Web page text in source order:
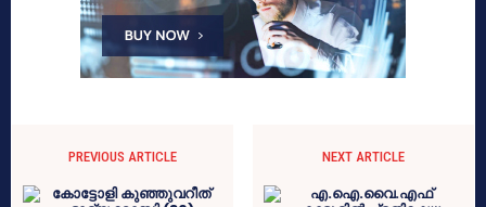
PREVIOUS ARTICLE NEXT ARTICLE